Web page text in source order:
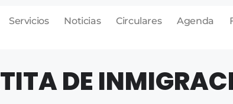
Servicios Noticias Circulares Agenda
DE